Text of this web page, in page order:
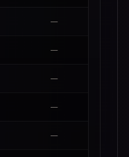
—
—
—
—
—